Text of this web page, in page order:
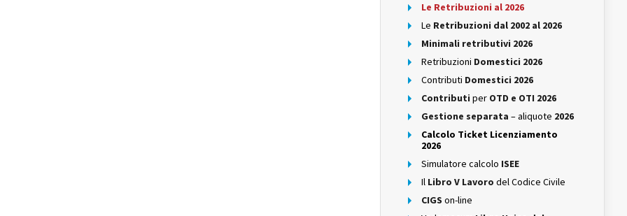
Le Retribuzioni al 2026
Le Retribuzioni dal 2002 al 2026
Minimali retributivi 2026
Retribuzioni Domestici 2026
Contributi Domestici 2026
Contributi per OTD e OTI 2026
Gestione separata – aliquote 2026
Calcolo Ticket Licenziamento
2026
Simulatore calcolo ISEE
Il Libro V Lavoro del Codice Civile
CIGS on-line